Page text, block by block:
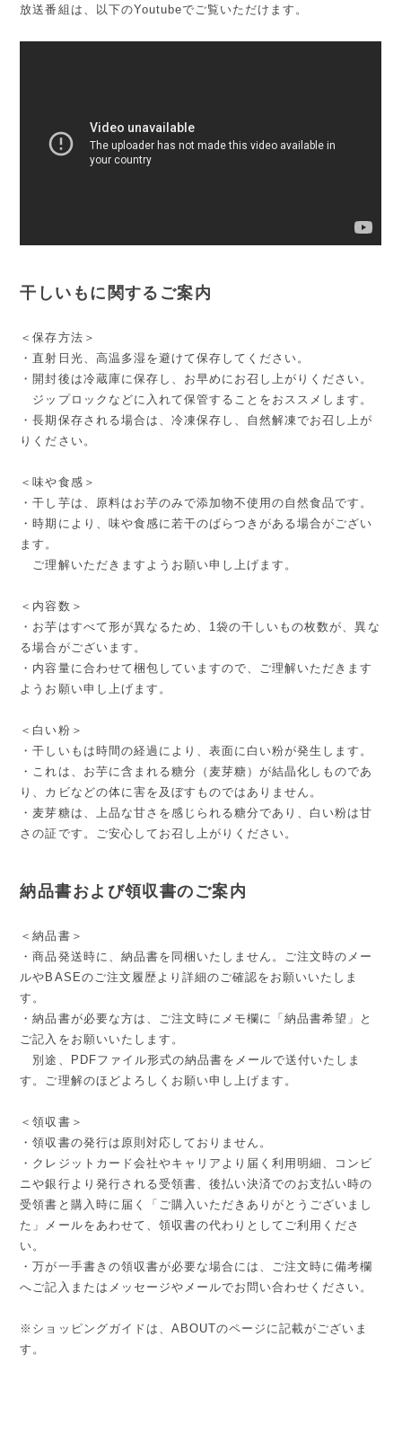
放送番組は、以下のYoutubeでご覧いただけます。
干しいもに関するご案内
＜保存方法＞
・直射日光、高温多湿を避けて保存してください。
・開封後は冷蔵庫に保存し、お早めにお召し上がりください。
ジップロックなどに入れて保管することをおススメします。
・長期保存される場合は、冷凍保存し、自然解凍でお召し上が
りください。
＜味や食感＞
・干し芋は、原料はお芋のみで添加物不使用の自然食品です。
・時期により、味や食感に若干のばらつきがある場合がござい
ます。
ご理解いただきますようお願い申し上げます。
＜内容数＞
・お芋はすべて形が異なるため、1袋の干しいもの枚数が、異な
る場合がございます。
・内容量に合わせて梱包していますので、ご理解いただきます
ようお願い申し上げます。
＜白い粉＞
・干しいもは時間の経過により、表面に白い粉が発生します。
・これは、お芋に含まれる糖分（麦芽糖）が結晶化しものであ
り、カビなどの体に害を及ぼすものではありません。
・麦芽糖は、上品な甘さを感じられる糖分であり、白い粉は甘
さの証です。ご安心してお召し上がりください。
納品書および領収書のご案内
＜納品書＞
・商品発送時に、納品書を同梱いたしません。ご注文時のメー
ルやBASEのご注文履歴より詳細のご確認をお願いいたしま
す。
・納品書が必要な方は、ご注文時にメモ欄に「納品書希望」と
ご記入をお願いいたします。
別途、PDFファイル形式の納品書をメールで送付いたしま
す。ご理解のほどよろしくお願い申し上げます。
＜領収書＞
・領収書の発行は原則対応しておりません。
・クレジットカード会社やキャリアより届く利用明細、コンビ
ニや銀行より発行される受領書、後払い決済でのお支払い時の
受領書と購入時に届く「ご購入いただきありがとうございまし
た」メールをあわせて、領収書の代わりとしてご利用くださ
い。
・万が一手書きの領収書が必要な場合には、ご注文時に備考欄
へご記入またはメッセージやメールでお問い合わせください。
※ショッピングガイドは、ABOUTのページに記載がございま
す。